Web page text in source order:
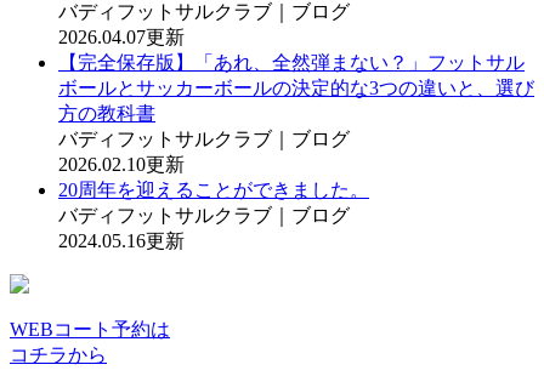
バディフットサルクラブ｜ブログ
2026.04.07更新
【完全保存版】「あれ、全然弾まない？」フットサル
ボールとサッカーボールの決定的な3つの違いと、選び
方の教科書
バディフットサルクラブ｜ブログ
2026.02.10更新
20周年を迎えることができました。
バディフットサルクラブ｜ブログ
2024.05.16更新
WEBコート予約は
コチラから